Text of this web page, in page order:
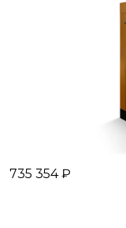
735 354 ₽